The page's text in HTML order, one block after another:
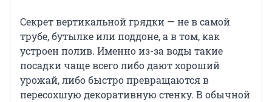
Секрет вертикальной грядки — не в самой
трубе, бутылке или поддоне, а в том, как
устроен полив. Именно из-за воды такие
посадки чаще всего либо дают хороший
урожай, либо быстро превращаются в
пересохшую декоративную стенку. В обычной